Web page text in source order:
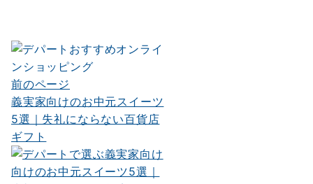
投
稿
ナ
ビ
前のページ
義実家向けのお中元スイーツ
5選｜失礼にならない百貨店
ギフト